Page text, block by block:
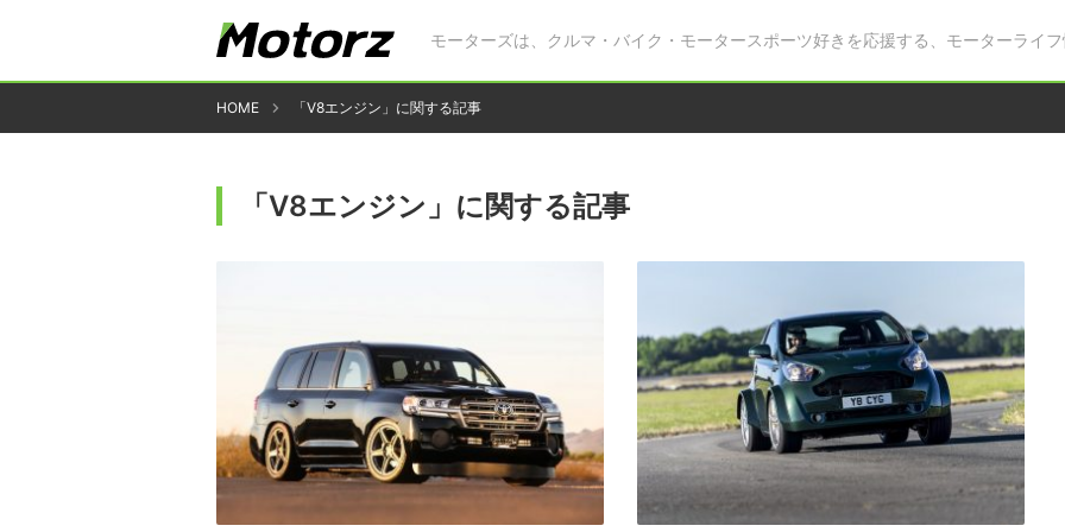
モーターズは、クルマ・バイク・モータースポーツ好きを応援する、モーターライフ
HOME 「V8エンジン」に関する記事
「V8エンジン」に関する記事